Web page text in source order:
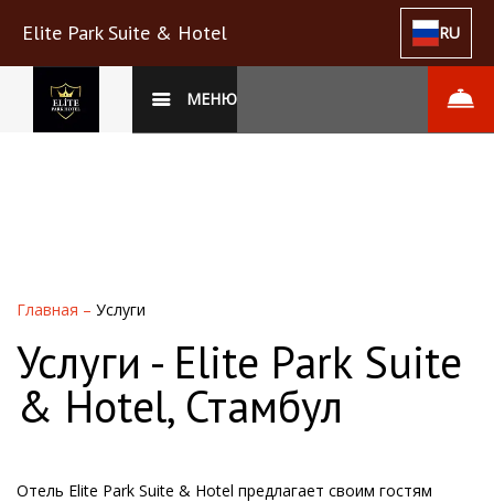
Elite Park Suite & Hotel RU
МЕНЮ
Главная – Услуги
Услуги - Elite Park Suite
& Hotel, Стамбул
Отель Elite Park Suite & Hotel предлагает своим гостям